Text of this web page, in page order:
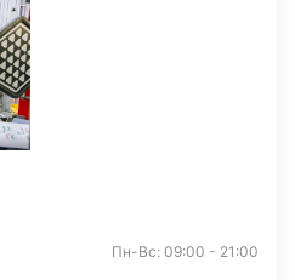
Пн-Вс: 09:00 - 21:00